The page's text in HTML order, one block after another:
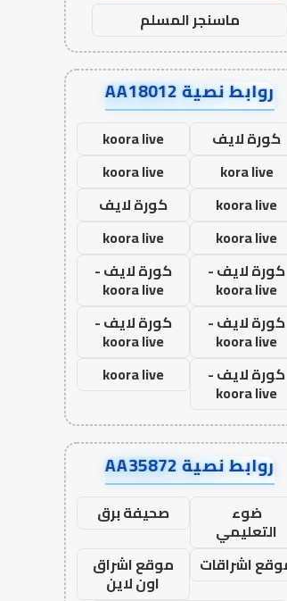
ماسنجر المسلم
روابط نصية AA18012
كورة لايف
koora live
kora live
koora live
koora live
كورة لايف
koora live
koora live
كورة لايف -
koora live
كورة لايف -
koora live
كورة لايف -
koora live
كورة لايف -
koora live
كورة لايف -
koora live
koora live
روابط نصية AA35872
ضوء
التعليمي
صحيفة برق
اشراقات
موقع اشراق
اون لاين